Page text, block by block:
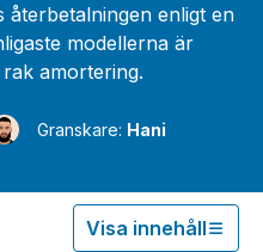
enligt en
modellerna är
amortering.
Granskare: Hani
Visa innehåll